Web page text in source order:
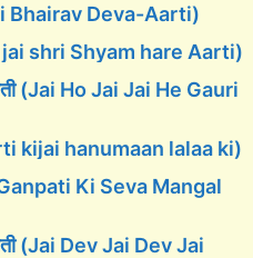
Bhairav Deva-Aarti)
jai shri Shyam hare Aarti)
(Jai Ho Jai Jai He Gauri
kijai hanumaan lalaa ki)
(Ganpati Ki Seva Mangal
(Jai Dev Jai Dev Jai